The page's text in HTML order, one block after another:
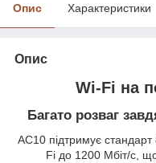
Опис Характеристики
Опис
Wi-Fi на
Багато розваг
AC10 підтримує стандарт
Fi до 1200 Мбіт/с,